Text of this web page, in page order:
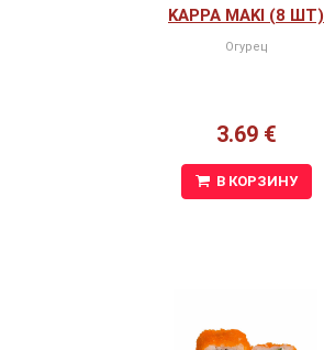
KAPPA MAKI (8 ШТ)
Огурец
3.69 €
В КОРЗИНУ